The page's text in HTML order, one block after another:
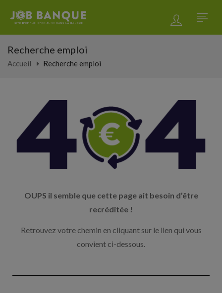
Recherche emploi
Accueil Recherche emploi
OUPS il semble que cette page ait besoin d’être
recréditée !
Retrouvez votre chemin en cliquant sur le lien qui vous
convient ci-dessous.